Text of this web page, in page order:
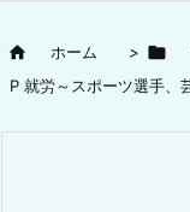
 ホーム > 
P 就労～スポーツ選手、